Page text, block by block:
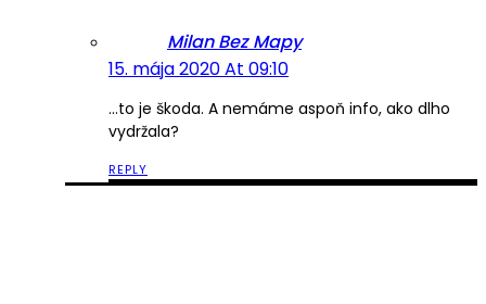
Milan Bez Mapy
15. mája 2020 At 09:10
…to je škoda. A nemáme aspoň info, ako dlho
vydržala?
REPLY